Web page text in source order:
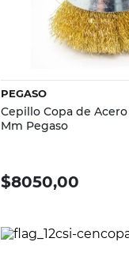
Vista
PEGASO
Cepillo Copa de
Mm Pegaso
$8050,00